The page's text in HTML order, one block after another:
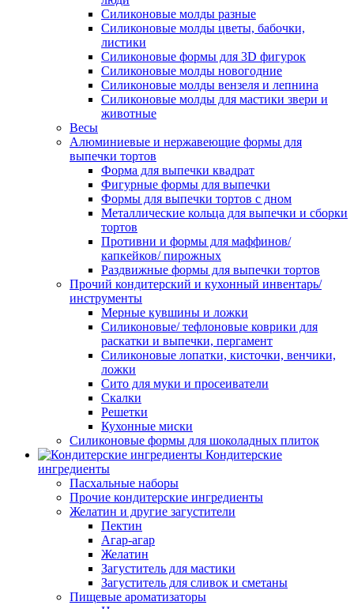
Силиконовые молды разные
Силиконовые молды цветы, бабочки,
листики
Силиконовые формы для 3D фигурок
Силиконовые молды новогодние
Силиконовые молды вензеля и лепнина
Силиконовые молды для мастики звери и
животные
Весы
Алюминиевые и нержавеющие формы для
выпечки тортов
Форма для выпечки квадрат
Фигурные формы для выпечки
Формы для выпечки тортов с дном
Металлические кольца для выпечки и сборки
тортов
Противни и формы для маффинов/
капкейков/ пирожных
Раздвижные формы для выпечки тортов
Прочий кондитерский и кухонный инвентарь/
инструменты
Мерные кувшины и ложки
Силиконовые/ тефлоновые коврики для
раскатки и выпечки, пергамент
Силиконовые лопатки, кисточки, венчики,
ложки
Сито для муки и просеиватели
Скалки
Решетки
Кухонные миски
Силиконовые формы для шоколадных плиток
Кондитерские
ингредиенты
Пасхальные наборы
Прочие кондитерские ингредиенты
Желатин и другие загустители
Пектин
Агар-агар
Желатин
Загуститель для мастики
Загуститель для сливок и сметаны
Пищевые ароматизаторы